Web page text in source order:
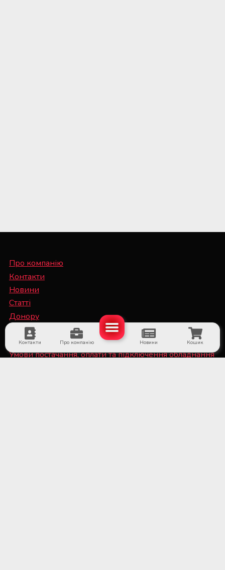
Контакти Про компанію Новини Кошик
Про компанію
Контакти
Новини
Статті
Донору
Спеціалісту
Умови постачання, оплати та підключення обладнання